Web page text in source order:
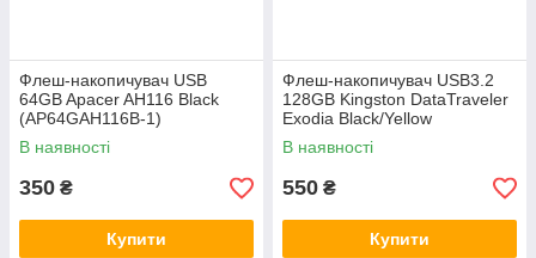
Флеш-накопичувач USB
64GB Apacer AH116 Black
(AP64GAH116B-1)
В наявності
350 ₴
Купити
Флеш-накопичувач USB3.2
128GB Kingston DataTraveler
Exodia Black/Yellow
(DTX/128GB)
В наявності
550 ₴
Купити